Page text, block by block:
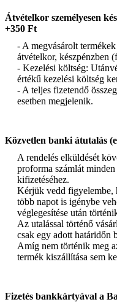
Átvételkor személyesen
+350 Ft
- A megvásárolt
átvételkor, készpénzben
- Kezelési költség:
értékű kezelési költség
- A teljes fizetendő
esetben megjelenik.
Közvetlen banki átutalás
A rendelés elküldését
proforma számlát
kifizetéséhez.
Kérjük vedd figyelembe,
több napot is igénybe
véglegesítése után
Az utalással történő
csak egy adott határidőn
Amíg nem történik meg
termék kiszállítása sem
Fizetés bankkártyával a